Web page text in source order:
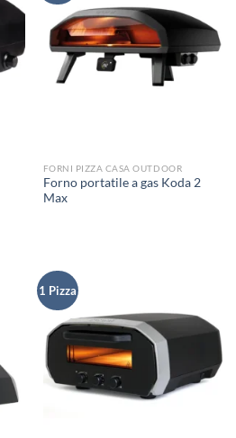
FORNI PIZZA CASA OUTDOOR
Forno portatile a gas Koda 2
Max
1 Pizza